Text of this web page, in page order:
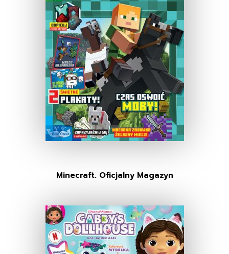
Minecraft. Oficjalny Magazyn